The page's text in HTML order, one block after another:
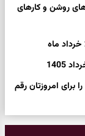
۳ تیر ۱۴۰۵ | گفت‌وگوهای روشن و کارهای
را برای امروزتان رقم